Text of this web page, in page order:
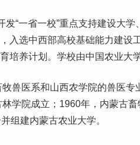
“一省一校”重点支持建设大学
入选中西部高校基础能力建设
培养计划。学校由中国农业大
兽医系和山西农学院的兽医专
学院成立；1960年，内蒙古
组建内蒙古农业大学。